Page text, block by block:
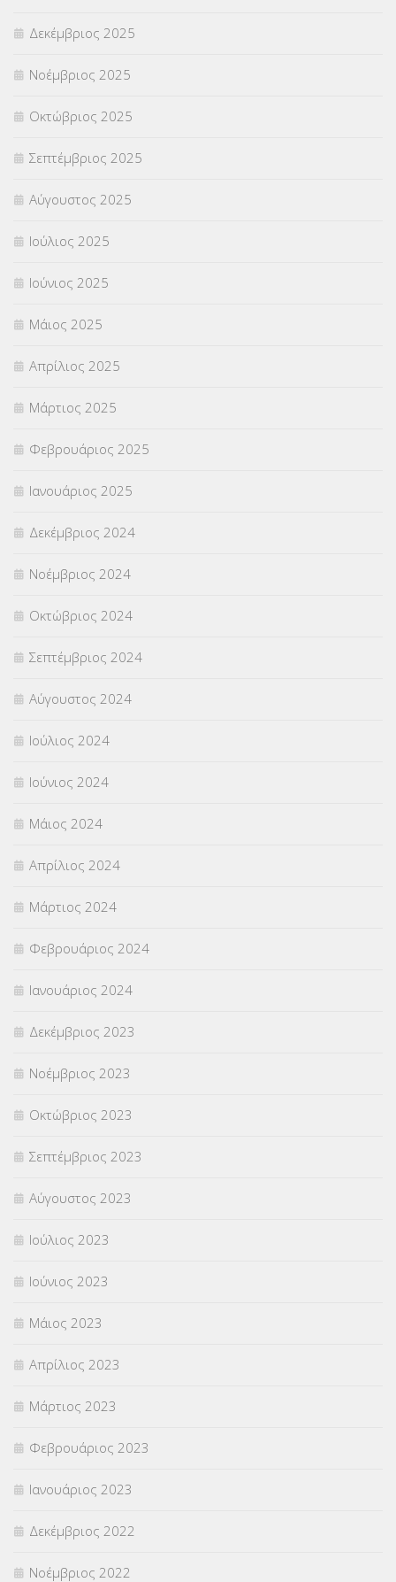
ΣΧΟΛΙΚΟΙ ΣΥΜΒΟΥΛΟΙ
ΥΠΕΡΑΡΙΘΜΟΙ(1)
ΥΠΟΤΡΟΦΙΕΣ(28)
ΦΥΣΙΚΗ ΑΓΩΓΗ(692)
Χωρίς κατηγορία
Δεκέμβριος 2025
Νοέμβριος 2025
Οκτώβριος 2025
Σεπτέμβριος 2025
Αύγουστος 2025
Ιούλιος 2025
Ιούνιος 2025
Μάιος 2025
Απρίλιος 2025
Μάρτιος 2025
Φεβρουάριος 2025
Ιανουάριος 2025
Δεκέμβριος 2024
Νοέμβριος 2024
Οκτώβριος 2024
Σεπτέμβριος 2024
Αύγουστος 2024
Ιούλιος 2024
Ιούνιος 2024
Μάιος 2024
Απρίλιος 2024
Μάρτιος 2024
Φεβρουάριος 2024
Ιανουάριος 2024
Δεκέμβριος 2023
Νοέμβριος 2023
Οκτώβριος 2023
Σεπτέμβριος 2023
Αύγουστος 2023
Ιούλιος 2023
Ιούνιος 2023
Μάιος 2023
Απρίλιος 2023
Μάρτιος 2023
Φεβρουάριος 2023
Ιανουάριος 2023
Δεκέμβριος 2022
Νοέμβριος 2022